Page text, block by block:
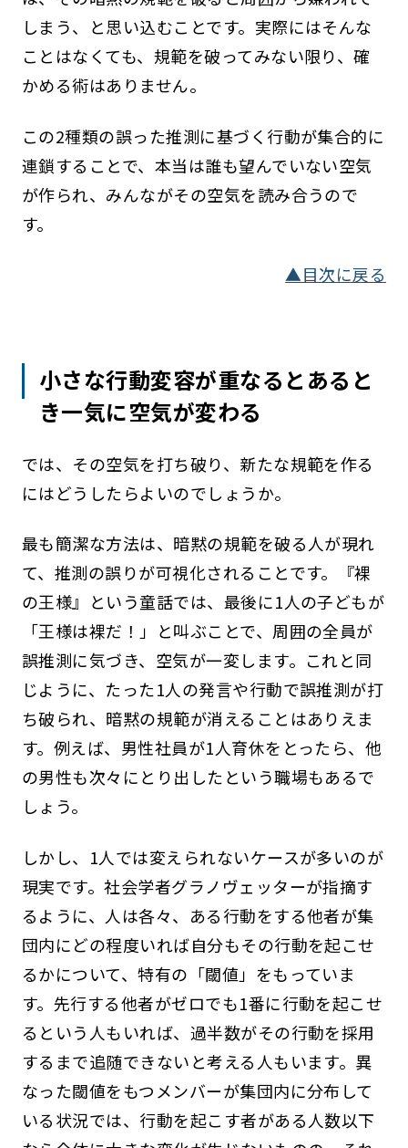
しまう、と思い込むことです。実際にはそんな
ことはなくても、規範を破ってみない限り、確
かめる術はありません。
この2種類の誤った推測に基づく行動が集合的に
連鎖することで、本当は誰も望んでいない空気
が作られ、みんながその空気を読み合うので
す。
▲目次に戻る
小さな行動変容が重なるとあると
き一気に空気が変わる
では、その空気を打ち破り、新たな規範を作る
にはどうしたらよいのでしょうか。
最も簡潔な方法は、暗黙の規範を破る人が現れ
て、推測の誤りが可視化されることです。『裸
の王様』という童話では、最後に1人の子どもが
「王様は裸だ！」と叫ぶことで、周囲の全員が
誤推測に気づき、空気が一変します。これと同
じように、たった1人の発言や行動で誤推測が打
ち破られ、暗黙の規範が消えることはありえま
す。例えば、男性社員が1人育休をとったら、他
の男性も次々にとり出したという職場もあるで
しょう。
しかし、1人では変えられないケースが多いのが
現実です。社会学者グラノヴェッターが指摘す
るように、人は各々、ある行動をする他者が集
団内にどの程度いれば自分もその行動を起こせ
るかについて、特有の「閾値」をもっていま
す。先行する他者がゼロでも1番に行動を起こせ
るという人もいれば、過半数がその行動を採用
するまで追随できないと考える人もいます。異
なった閾値をもつメンバーが集団内に分布して
いる状況では、行動を起こす者がある人数以下